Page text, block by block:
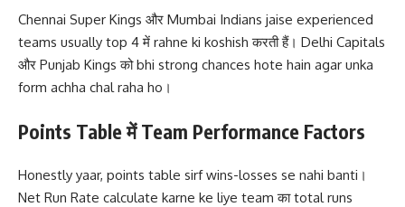
Chennai Super Kings और Mumbai Indians jaise experienced
teams usually top 4 में rahne ki koshish करती हैं। Delhi Capitals
और Punjab Kings को bhi strong chances hote hain agar unka
form achha chal raha ho।
Points Table में Team Performance Factors
Honestly yaar, points table sirf wins-losses se nahi banti।
Net Run Rate calculate karne ke liye team का total runs